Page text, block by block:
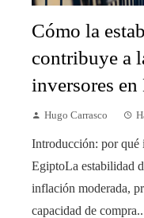
Cómo la
contribuye a
inversores
Hugo Carrasco
Introducción: por qué
EgiptoLa estabilidad
inflación moderada,
capacidad de